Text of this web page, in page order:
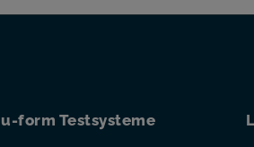
u-form Testsysteme